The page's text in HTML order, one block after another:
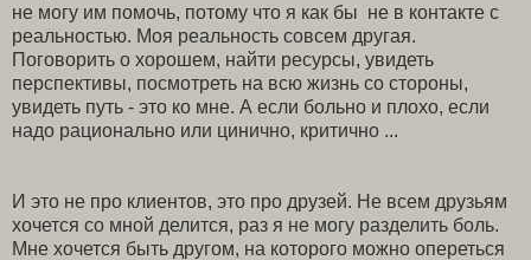
не могу им помочь, потому что я как бы не в контакте с
реальностью. Моя реальность совсем другая.
Поговорить о хорошем, найти ресурсы, увидеть
перспективы, посмотреть на всю жизнь со стороны,
увидеть путь - это ко мне. А если больно и плохо, если
надо рационально или цинично, критично ...
И это не про клиентов, это про друзей. Не всем друзьям
хочется со мной делится, раз я не могу разделить боль.
Мне хочется быть другом, на которого можно опереться